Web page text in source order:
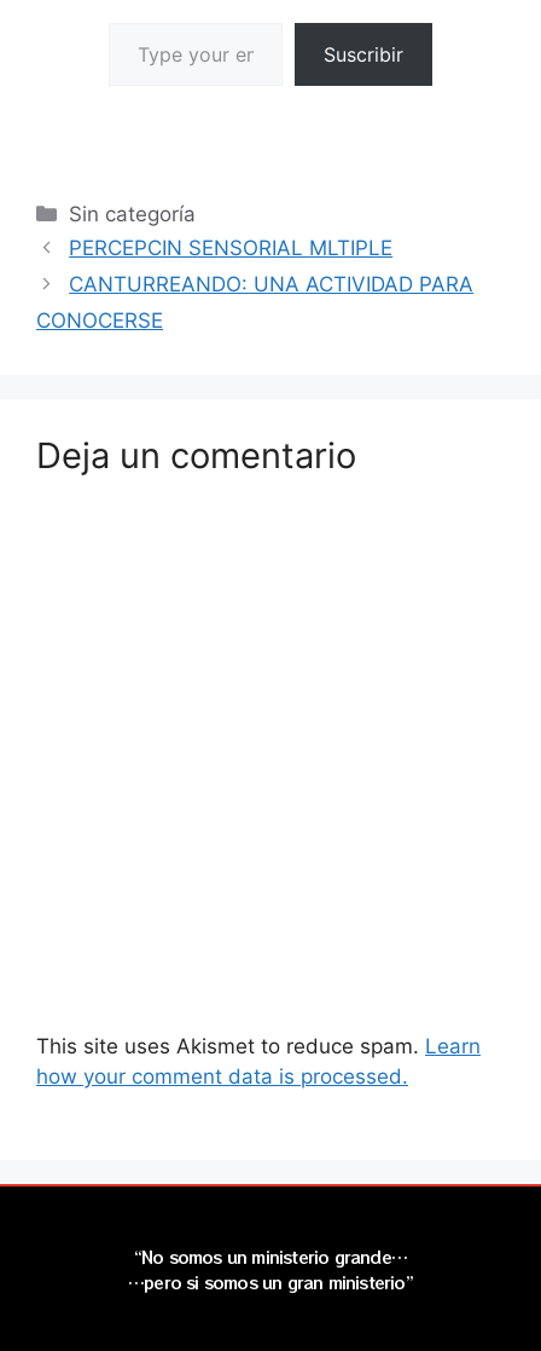
Suscribir
Sin categoría
PERCEPCIN SENSORIAL MLTIPLE
CANTURREANDO: UNA ACTIVIDAD PARA
CONOCERSE
Deja un comentario
This site uses Akismet to reduce spam. Learn
how your comment data is processed.
“No somos un ministerio grande…
…pero si somos un gran ministerio”